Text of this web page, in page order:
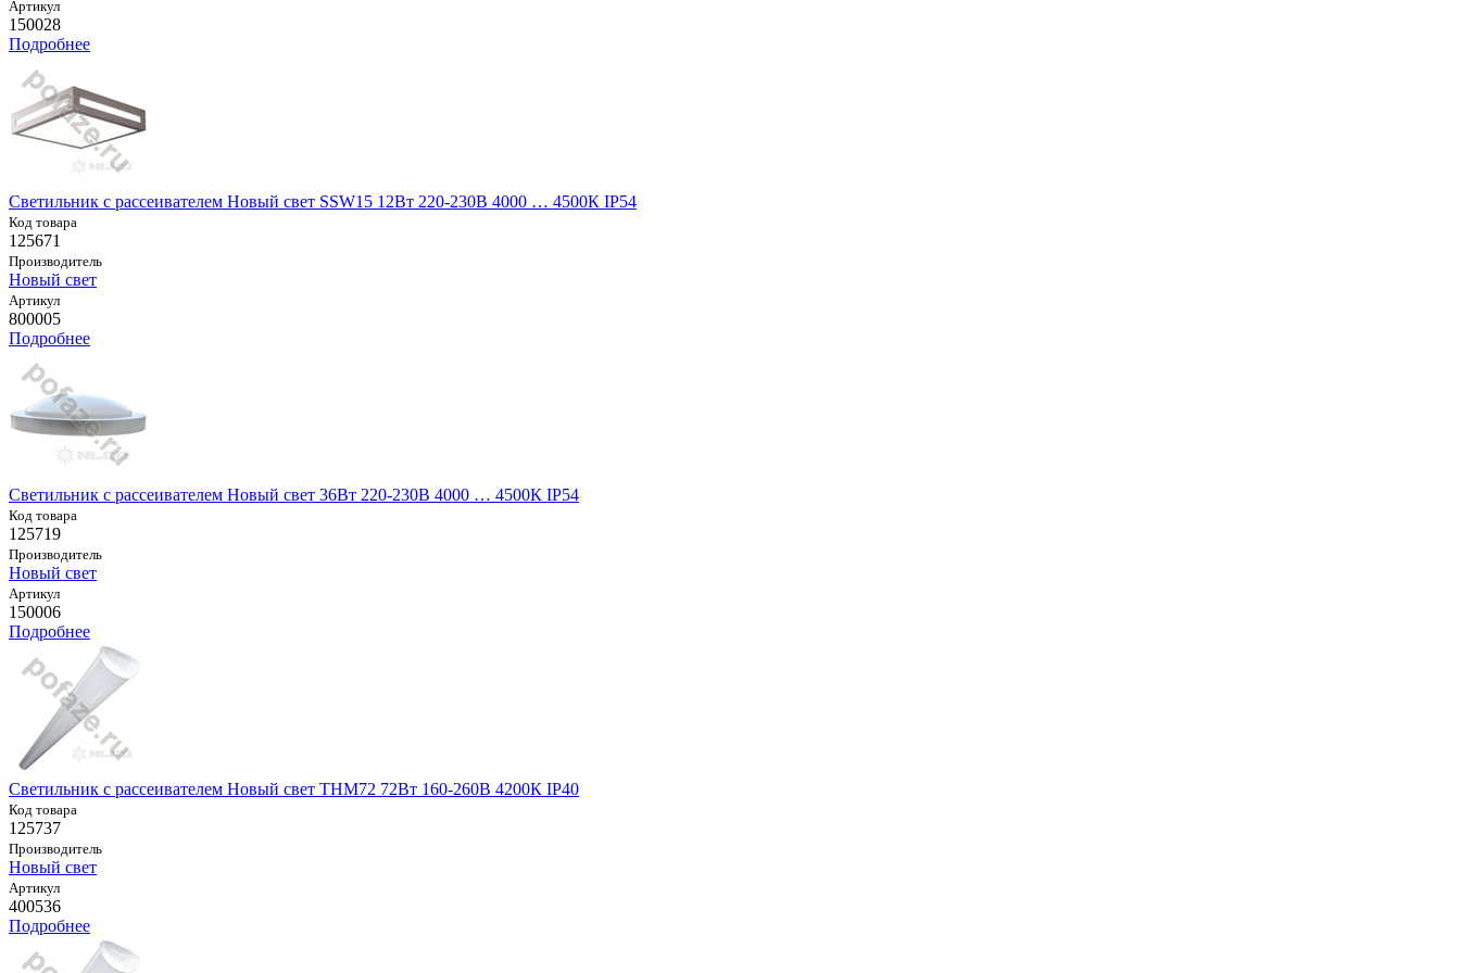
Артикул
150028
Подробнее
Светильник с рассеивателем Новый свет SSW15 12Вт 220-230В 4000 … 4500К IP54
Код товара
125671
Производитель
Новый свет
Артикул
800005
Подробнее
Светильник с рассеивателем Новый свет 36Вт 220-230В 4000 … 4500К IP54
Код товара
125719
Производитель
Новый свет
Артикул
150006
Подробнее
Светильник с рассеивателем Новый свет THM72 72Вт 160-260В 4200К IP40
Код товара
125737
Производитель
Новый свет
Артикул
400536
Подробнее